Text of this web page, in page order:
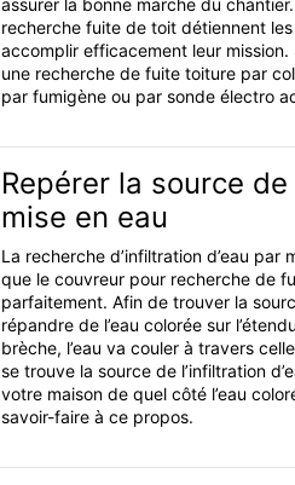
assurer la bonne marche du
recherche fuite de toit détiennent
accomplir efficacement leur
une recherche de fuite toiture par
par fumigène ou par sonde électro
Repérer la source
mise en eau
La recherche d’infiltration d’eau
que le couvreur pour recherche de
parfaitement. Afin de trouver la
répandre de l’eau colorée sur
brèche, l’eau va couler à travers
se trouve la source de l’infiltration
votre maison de quel côté l’eau
savoir-faire à ce propos.